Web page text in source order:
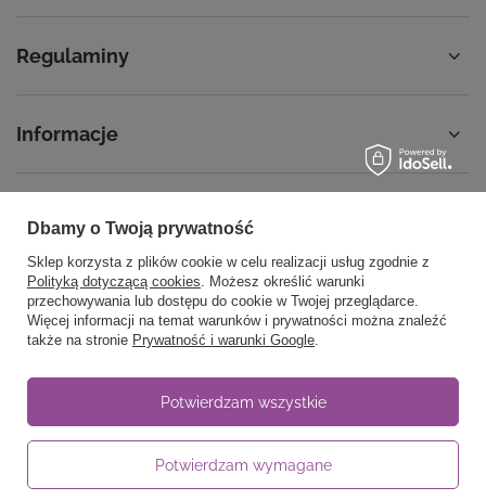
Regulaminy
Informacje
58 762 91 40
Poniedziałek - Piątek / 8:00 - 15:30
sklep@noyellow.pl
noyellow.pl,Wodnika 50,80-299Gdańsk
Stawki VAT dla konsumentów z kraju:
Dbamy o Twoją prywatność
Sklep korzysta z plików cookie w celu realizacji usług zgodnie z
Polityką dotyczącą cookies. Możesz określić warunki
przechowywania lub dostępu do cookie w Twojej przeglądarce.
Więcej informacji na temat warunków i prywatności można znaleźć
także na stronie Prywatność i warunki Google.
Potwierdzam wymagane
Potwierdzam wszystkie